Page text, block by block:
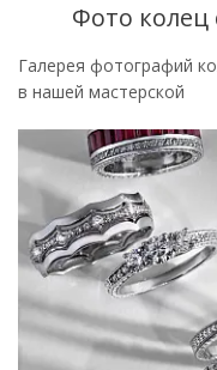
Фото колец
Галерея фотографий
в нашей мастерской